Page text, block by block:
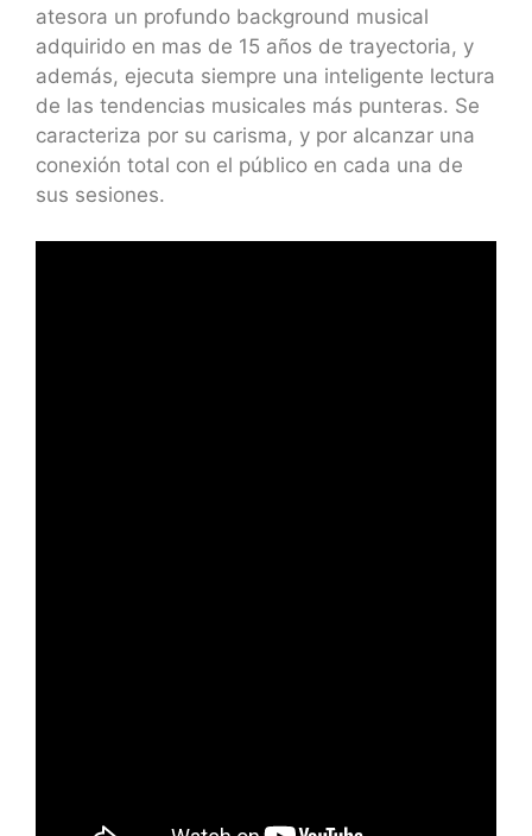
atesora un profundo background musical
adquirido en mas de 15 años de trayectoria, y
además, ejecuta siempre una inteligente lectura
de las tendencias musicales más punteras. Se
caracteriza por su carisma, y por alcanzar una
conexión total con el público en cada una de
sus sesiones.